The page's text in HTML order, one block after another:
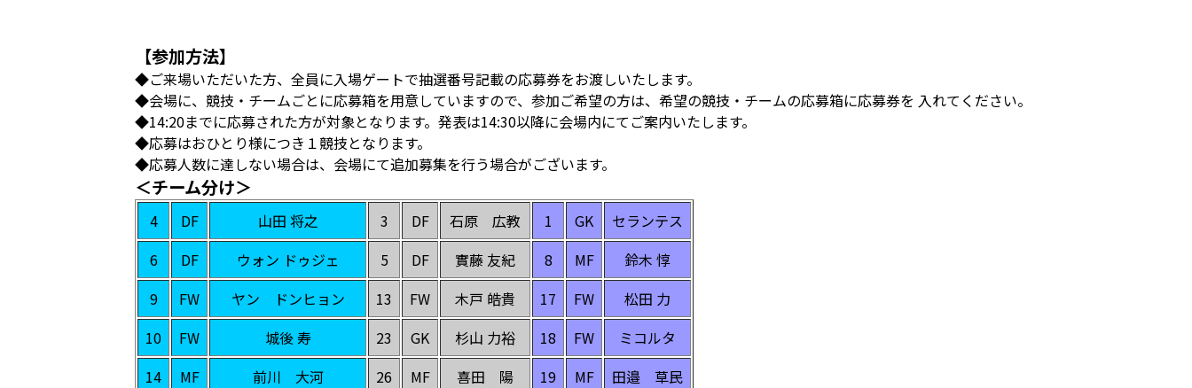
【参加方法】
◆ご来場いただいた方、全員に入場ゲートで抽選番号記載の応募券をお渡しいたします。
◆会場に、競技・チームごとに応募箱を用意していますので、参加ご希望の方は、希望の競技・チームの応募箱に応募券を 入れてください。
◆14:20までに応募された方が対象となります。発表は14:30以降に会場内にてご案内いたします。
◆応募はおひとり様につき１競技となります。
◆応募人数に達しない場合は、会場にて追加募集を行う場合がございます。
＜チーム分け＞
4 DF 山田 将之 3 DF 石原 広教 1 GK
セランテス
6
DF ウォン ドゥジェ 5 DF 實藤 友紀 8 MF
鈴木 惇
9
FW ヤン ドンヒョン 13 FW 木戸 皓貴 17 FW
松田 力
10
FW 城後 寿 23 GK 杉山 力裕 18 FW
ミコルタ
14
MF 前川 大河 26 MF 喜田 陽 19 MF
田邉 草民